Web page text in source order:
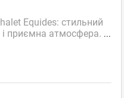
Equides: стильний
і приємна атмосфера. ...